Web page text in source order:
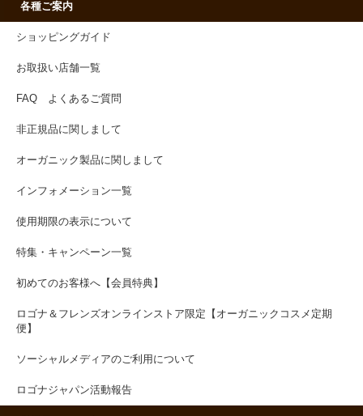
各種ご案内
ショッピングガイド
お取扱い店舗一覧
FAQ よくあるご質問
非正規品に関しまして
オーガニック製品に関しまして
インフォメーション一覧
使用期限の表示について
特集・キャンペーン一覧
初めてのお客様へ【会員特典】
ロゴナ＆フレンズオンラインストア限定【オーガニックコスメ定期
便】
ソーシャルメディアのご利用について
ロゴナジャパン活動報告